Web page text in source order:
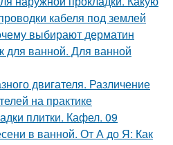
кабеля под землей
выбирают дерматин
для ванной. Для ванной
двигателя. Различение
на практике
плитки. Кафел. 09
в ванной. От А до Я: Как